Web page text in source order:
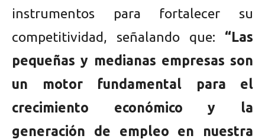
instrumentos para fortalecer su
competitividad, señalando que: “Las
pequeñas y medianas empresas son
un motor fundamental para el
crecimiento económico y la
generación de empleo en nuestra